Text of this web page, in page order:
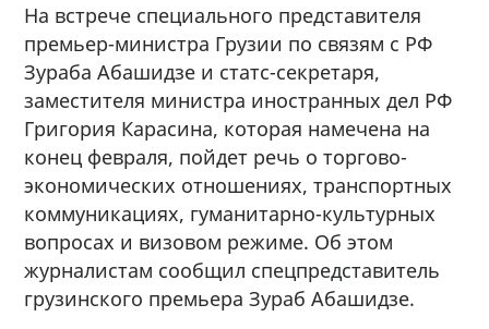
На встрече специального представителя
премьер-министра Грузии по связям с РФ
Зураба Абашидзе и статс-секретаря,
заместителя министра иностранных дел РФ
Григория Карасина, которая намечена на
конец февраля, пойдет речь о торгово-
экономических отношениях, транспортных
коммуникациях, гуманитарно-культурных
вопросах и визовом режиме. Об этом
журналистам сообщил спецпредставитель
грузинского премьера Зураб Абашидзе.